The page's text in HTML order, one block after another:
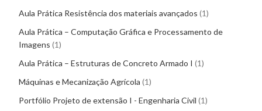
Aula Prática Resistência dos materiais avançados 1
Aula Prática – Computação Gráfica e Processamento de
Imagens 1
Aula Prática – Estruturas de Concreto Armado I 1
Máquinas e Mecanização Agrícola 1
Portfólio Projeto de extensão I - Engenharia Civil 1